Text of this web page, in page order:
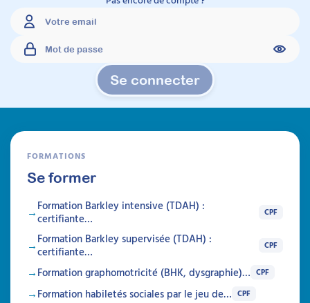
À découvrir
Prise en charge de la
Se connecter
FORMATIONS
Se former
Formation Barkley intensive (TDAH) :
certifiante…
CPF
Formation Barkley supervisée (TDAH) :
certifiante…
CPF
Formation graphomotricité (BHK, dysgraphie)… CPF
Formation habiletés sociales par le jeu de… CPF